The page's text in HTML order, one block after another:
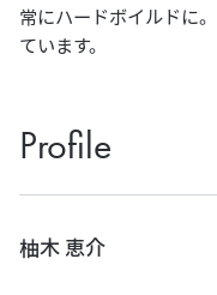
常にハードボイルドに
ています。
Profile
柚木 恵介